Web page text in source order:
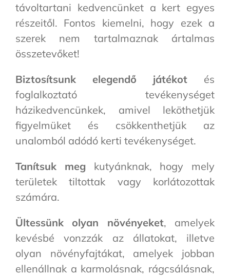
távoltartani kedvencünket a kert egyes
részeitől. Fontos kiemelni, hogy ezek a
szerek nem tartalmaznak ártalmas
összetevőket!
Biztosítsunk elegendő játékot és
foglalkoztató tevékenységet
házikedvencünkek, amivel leköthetjük
figyelmüket és csökkenthetjük az
unalomból adódó kerti tevékenységet.
Tanítsuk megkutyánknak, hogy mely
területek tiltottak vagy korlátozottak
számára.
Ültessünk olyan növényeket, amelyek
kevésbé vonzzák az állatokat, illetve
olyan növényfajtákat, amelyek jobban
ellenállnak a karmolásnak, rágcsálásnak,